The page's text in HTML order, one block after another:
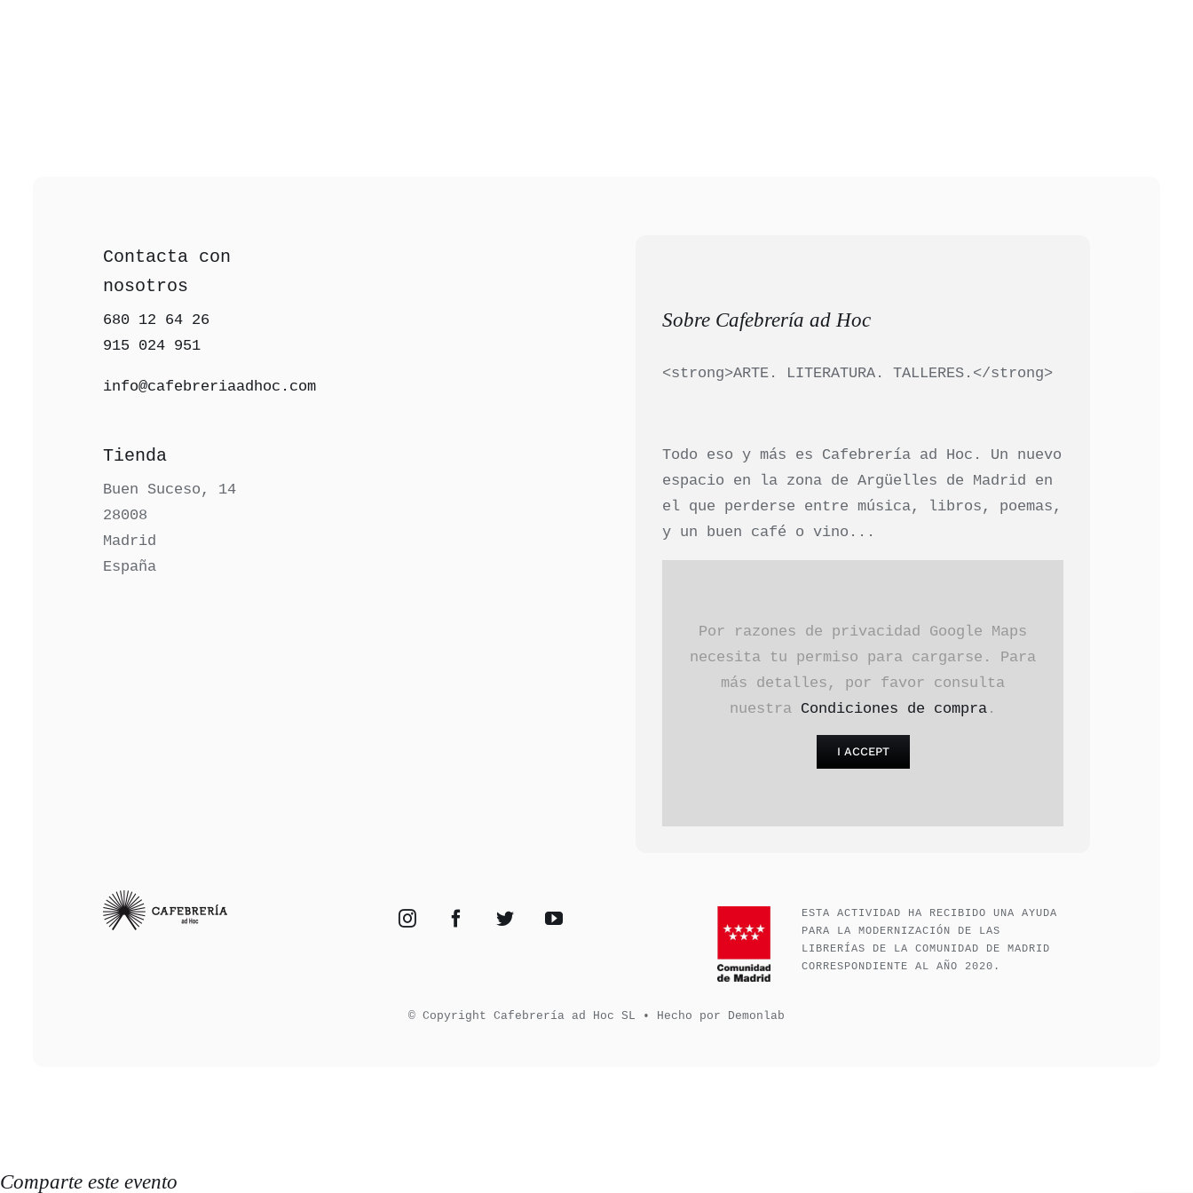
Contacta con
nosotros
680 12 64 26‬
915 024 951‬
info@cafebreriaadhoc.com
Tienda
Buen Suceso, 14
28008
Madrid
España
Sobre Cafebrería ad Hoc
<strong>ARTE. LITERATURA. TALLERES.</strong>
Todo eso y más es Cafebrería ad Hoc. Un nuevo
espacio en la zona de Argüelles de Madrid en
el que perderse entre música, libros, poemas,
y un buen café o vino...
Por razones de privacidad Google Maps
necesita tu permiso para cargarse. Para
más detalles, por favor consulta
nuestra Condiciones de compra .
I ACCEPT
ESTA ACTIVIDAD HA RECIBIDO UNA AYUDA
PARA LA MODERNIZACIÓN DE LAS
LIBRERÍAS DE LA COMUNIDAD DE MADRID
CORRESPONDIENTE AL AÑO 2020.
© Copyright Cafebrería ad Hoc SL • Hecho por Demonlab
Comparte este evento